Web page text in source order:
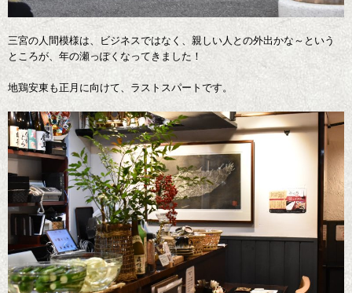
三宮の人間模様は、ビジネスではなく、親しい人との外出かな～という
ところが、年の瀬っぽくなってきました！
地鶏安東も正月に向けて、ラストスパートです。